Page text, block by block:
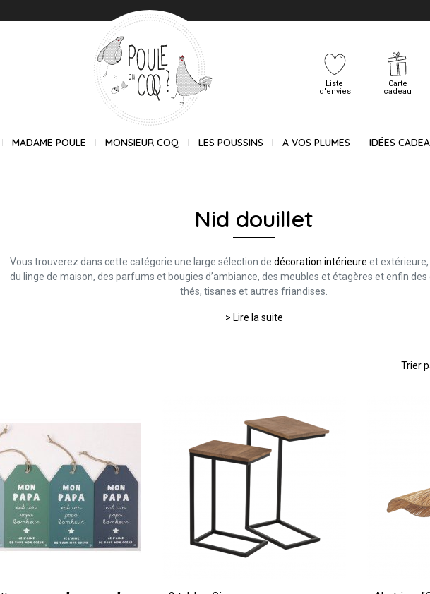
Liste
d'envies
Carte
cadeau
MADAME POULE MONSIEUR COQ LES POUSSINS A VOS PLUMES IDÉES
Nid douillet
Vous trouverez dans cette catégorie une large sélection de décoration intérieure et
du linge de maison, des parfums et bougies d’ambiance, des meubles et étagères et enfin des
thés, tisanes et autres friandises.
> Lire la suite
Trier